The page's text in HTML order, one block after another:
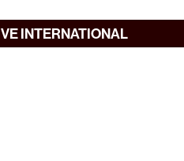
INTERNATIONAL